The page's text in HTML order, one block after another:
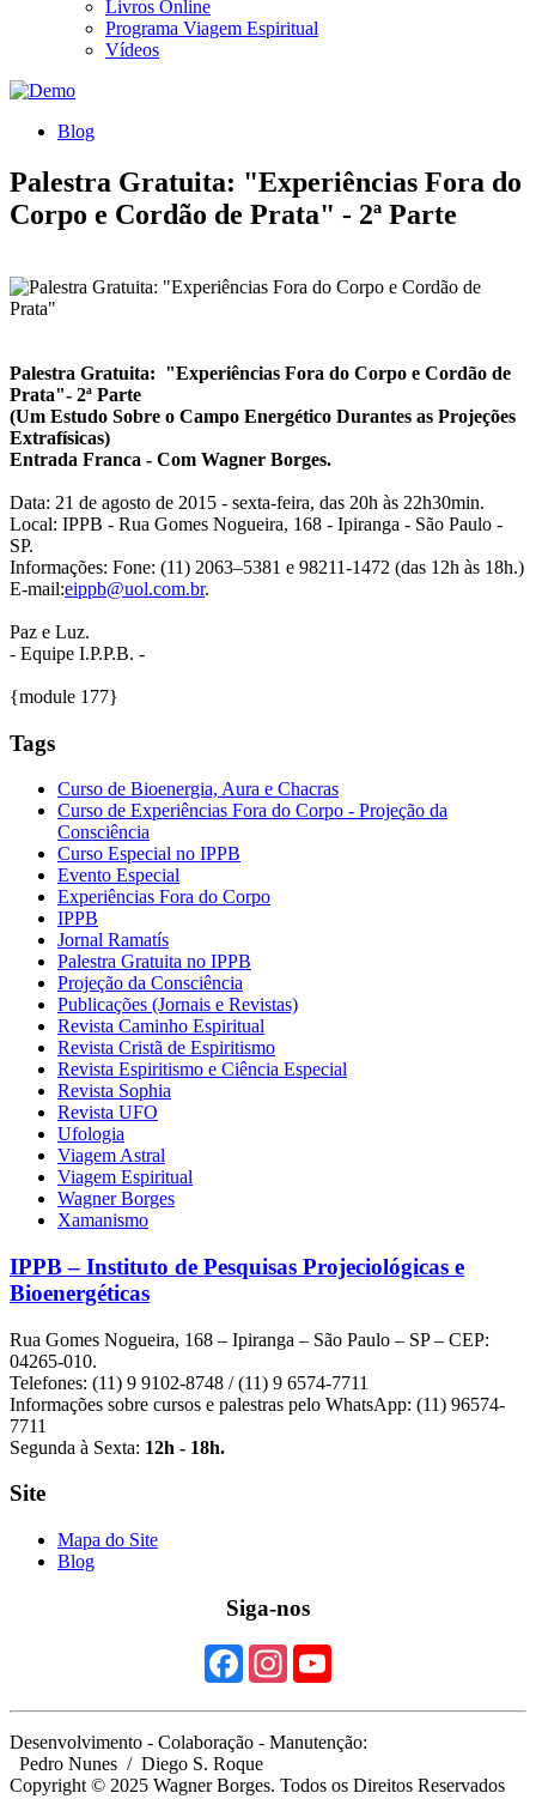
Livros Online
Programa Viagem Espiritual
Vídeos
Blog
Palestra Gratuita: "Experiências Fora do
Corpo e Cordão de Prata" - 2ª Parte
Palestra Gratuita: "Experiências Fora do Corpo e Cordão de
Prata"- 2ª Parte
(Um Estudo Sobre o Campo Energético Durantes as Projeções
Extrafísicas)
Entrada Franca - Com Wagner Borges.
Data: 21 de agosto de 2015 - sexta-feira, das 20h às 22h30min.
Local: IPPB - Rua Gomes Nogueira, 168 - Ipiranga - São Paulo -
SP.
Informações: Fone: (11) 2063–5381 e 98211-1472 (das 12h às 18h.)
E-mail:eippb@uol.com.br.
Paz e Luz.
- Equipe I.P.P.B. -
{module 177}
Tags
Curso de Bioenergia, Aura e Chacras
Curso de Experiências Fora do Corpo - Projeção da
Consciência
Curso Especial no IPPB
Evento Especial
Experiências Fora do Corpo
IPPB
Jornal Ramatís
Palestra Gratuita no IPPB
Projeção da Consciência
Publicações (Jornais e Revistas)
Revista Caminho Espiritual
Revista Cristã de Espiritismo
Revista Espiritismo e Ciência Especial
Revista Sophia
Revista UFO
Ufologia
Viagem Astral
Viagem Espiritual
Wagner Borges
Xamanismo
IPPB – Instituto de Pesquisas Projeciológicas e
Bioenergéticas
Rua Gomes Nogueira, 168 – Ipiranga – São Paulo – SP – CEP:
04265-010.
Telefones: (11) 9 9102-8748 / (11) 9 6574-7711
Informações sobre cursos e palestras pelo WhatsApp: (11) 96574-
7711
Segunda à Sexta: 12h - 18h.
Site
Mapa do Site
Blog
Siga-nos
Desenvolvimento - Colaboração - Manutenção:
Pedro Nunes / Diego S. Roque
Copyright © 2025 Wagner Borges. Todos os Direitos Reservados